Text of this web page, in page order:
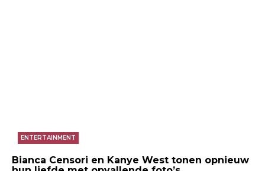
ENTERTAINMENT
Bianca Censori en Kanye West tonen opnieuw